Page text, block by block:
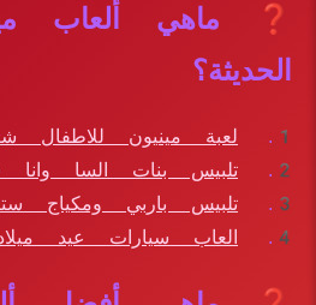
❓ ماهي ألعاب
الحديثة؟
لعبة مينيون للاطفال
تلبيس بنات السا وانا
تلبيس باربي ومكياج
العاب سيارات عيد